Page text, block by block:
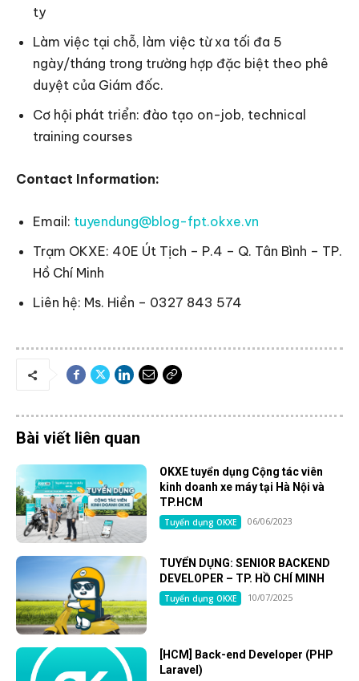
ty
Làm việc tại chỗ, làm việc từ xa tối đa 5
ngày/tháng trong trường hợp đặc biệt theo phê
duyệt của Giám đốc.
Cơ hội phát triển: đào tạo on-job, technical
training courses
Contact Information:
Email: tuyendung@blog-fpt.okxe.vn
Trạm OKXE: 40E Út Tịch – P.4 – Q. Tân Bình – TP.
Hồ Chí Minh
Liên hệ: Ms. Hiền – 0327 843 574
Bài viết liên quan
OKXE tuyển dụng Cộng tác viên
kinh doanh xe máy tại Hà Nội và
TP.HCM
Tuyển dụng OKXE 06/06/2023
TUYỂN DỤNG: SENIOR BACKEND
DEVELOPER – TP. HỒ CHÍ MINH
Tuyển dụng OKXE 10/07/2025
[HCM] Back-end Developer (PHP
Laravel)